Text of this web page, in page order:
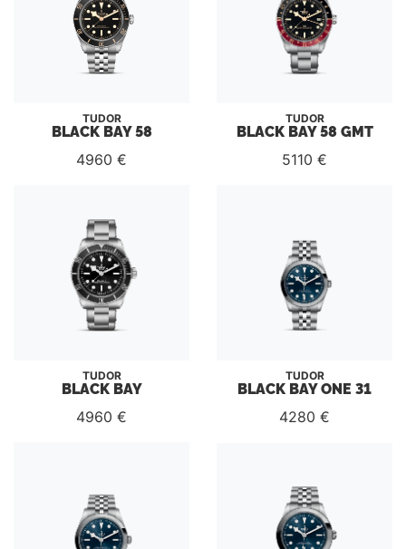
TUDOR
BLACK BAY 58
4960 €
TUDOR
BLACK BAY 58 GMT
5110 €
TUDOR
BLACK BAY
4960 €
TUDOR
BLACK BAY ONE 31
4280 €